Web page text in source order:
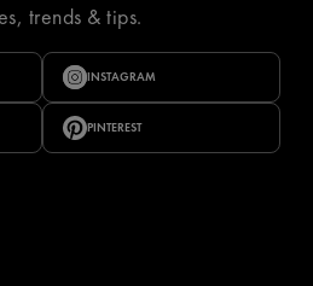
trends & tips.
INSTAGRAM
PINTEREST